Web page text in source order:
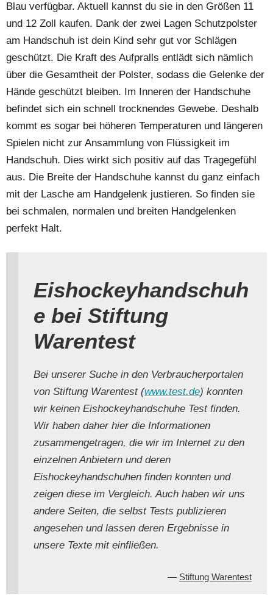
Blau verfügbar. Aktuell kannst du sie in den Größen 11
und 12 Zoll kaufen. Dank der zwei Lagen Schutzpolster
am Handschuh ist dein Kind sehr gut vor Schlägen
geschützt. Die Kraft des Aufpralls entlädt sich nämlich
über die Gesamtheit der Polster, sodass die Gelenke der
Hände geschützt bleiben. Im Inneren der Handschuhe
befindet sich ein schnell trocknendes Gewebe. Deshalb
kommt es sogar bei höheren Temperaturen und längeren
Spielen nicht zur Ansammlung von Flüssigkeit im
Handschuh. Dies wirkt sich positiv auf das Tragegefühl
aus. Die Breite der Handschuhe kannst du ganz einfach
mit der Lasche am Handgelenk justieren. So finden sie
bei schmalen, normalen und breiten Handgelenken
perfekt Halt.
Eishockeyhandschuh
e bei Stiftung
Warentest
Bei unserer Suche in den Verbraucherportalen
von Stiftung Warentest (www.test.de) konnten
wir keinen Eishockeyhandschuhe Test finden.
Wir haben daher hier die Informationen
zusammengetragen, die wir im Internet zu den
einzelnen Anbietern und deren
Eishockeyhandschuhen finden konnten und
zeigen diese im Vergleich. Auch haben wir uns
andere Seiten, die selbst Tests publizieren
angesehen und lassen deren Ergebnisse in
unsere Texte mit einfließen.
Stiftung Warentest